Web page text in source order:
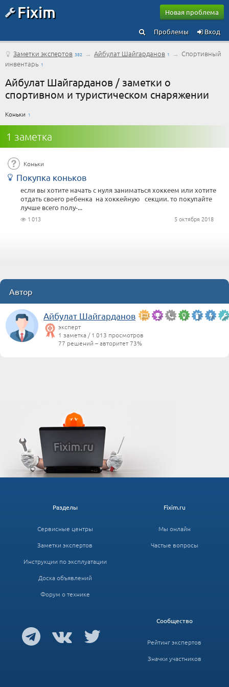
Fixim Новая проблема
Вход
Проблемы
Заметки экспертов 382 → Айбулат Шайгарданов 1 → Спортивный
инвентарь 1
Айбулат Шайгарданов / заметки о
спортивном и туристическом снаряжении
Коньки 1
1 заметка
Коньки
Покупка коньков
если вы хотите начать с нуля заниматься хоккеем или хотите
отдать своего ребенка на хоккейную секции. то покупайте
лучше всего полу-...
5 октября 2018
1 013
Автор
Айбулат Шайгарданов
эксперт
1 заметка / 1 013 просмотров
77 решений – авторитет 73%
Fixim.ru
Мы онлайн
Частые вопросы
Разделы
Сервисные центры
Заметки экспертов
Инструкции по эксплуатации
Доска объявлений
Форум о технике
Сообщество
Рейтинг экспертов
Значки участников